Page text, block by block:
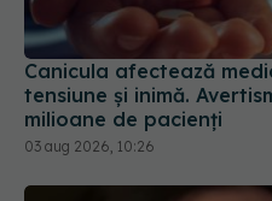
tensiune și inimă.
milioane de pacienți
03 aug 2026, 10:26